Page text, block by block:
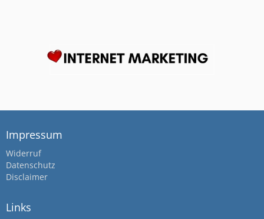
Impressum
Widerruf
Datenschutz
Disclaimer
Links